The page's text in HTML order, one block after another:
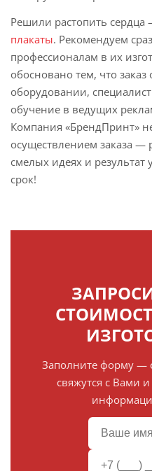
Решили растопить
плакаты. Рекомендуем
профессионалам в их
обосновано тем, что
оборудовании,
обучение в ведущих
Компания «БрендПринт»
осуществлением заказа —
смелых идеях и
срок!
Заполните форму —
свяжутся с Вами